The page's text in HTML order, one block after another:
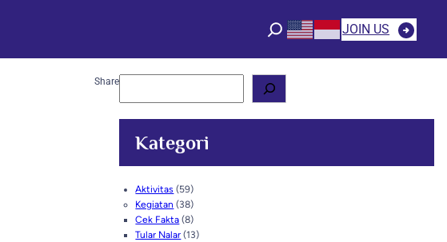
JOIN US
ShareS
Kategori
Aktivitas (59)
Kegiatan (38)
Cek Fakta (8)
Tular Nalar (13)